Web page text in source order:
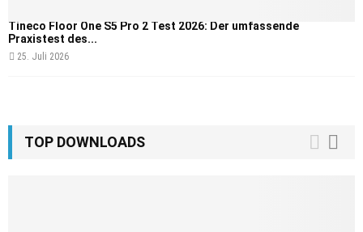
Tineco Floor One S5 Pro 2 Test 2026: Der umfassende
Praxistest des...
25. Juli 2026
TOP DOWNLOADS